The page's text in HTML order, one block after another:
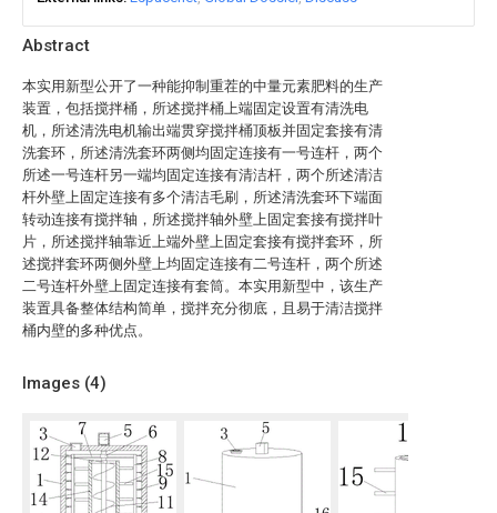
Abstract
本实用新型公开了一种能抑制重茬的中量元素肥料的生产
装置，包括搅拌桶，所述搅拌桶上端固定设置有清洗电
机，所述清洗电机输出端贯穿搅拌桶顶板并固定套接有清
洗套环，所述清洗套环两侧均固定连接有一号连杆，两个
所述一号连杆另一端均固定连接有清洁杆，两个所述清洁
杆外壁上固定连接有多个清洁毛刷，所述清洗套环下端面
转动连接有搅拌轴，所述搅拌轴外壁上固定套接有搅拌叶
片，所述搅拌轴靠近上端外壁上固定套接有搅拌套环，所
述搅拌套环两侧外壁上均固定连接有二号连杆，两个所述
二号连杆外壁上固定连接有套筒。本实用新型中，该生产
装置具备整体结构简单，搅拌充分彻底，且易于清洁搅拌
桶内壁的多种优点。
Images (4)